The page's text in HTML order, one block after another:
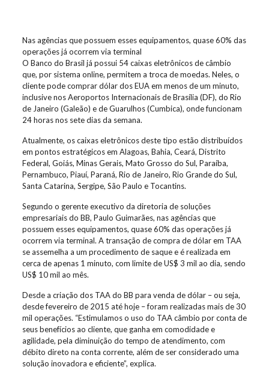
Nas agências que possuem esses equipamentos, quase 60% das
operações já ocorrem via terminal
O Banco do Brasil já possui 54 caixas eletrônicos de câmbio
que, por sistema online, permitem a troca de moedas. Neles, o
cliente pode comprar dólar dos EUA em menos de um minuto,
inclusive nos Aeroportos Internacionais de Brasília (DF), do Rio
de Janeiro (Galeão) e de Guarulhos (Cumbica), onde funcionam
24 horas nos sete dias da semana.
Atualmente, os caixas eletrônicos deste tipo estão distribuídos
em pontos estratégicos em Alagoas, Bahia, Ceará, Distrito
Federal, Goiás, Minas Gerais, Mato Grosso do Sul, Paraíba,
Pernambuco, Piauí, Paraná, Rio de Janeiro, Rio Grande do Sul,
Santa Catarina, Sergipe, São Paulo e Tocantins.
Segundo o gerente executivo da diretoria de soluções
empresariais do BB, Paulo Guimarães, nas agências que
possuem esses equipamentos, quase 60% das operações já
ocorrem via terminal. A transação de compra de dólar em TAA
se assemelha a um procedimento de saque e é realizada em
cerca de apenas 1 minuto, com limite de US$ 3 mil ao dia, sendo
US$ 10 mil ao mês.
Desde a criação dos TAA do BB para venda de dólar – ou seja,
desde fevereiro de 2015 até hoje – foram realizadas mais de 30
mil operações. “Estimulamos o uso do TAA câmbio por conta de
seus benefícios ao cliente, que ganha em comodidade e
agilidade, pela diminuição do tempo de atendimento, com
débito direto na conta corrente, além de ser considerado uma
solução inovadora e eficiente”, explica.